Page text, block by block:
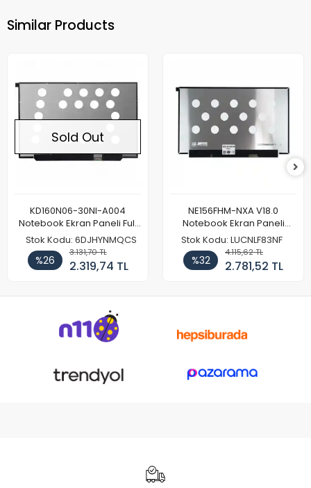
Similar Products
Sold Out
KD160N06-30NI-A004
Notebook Ekran Paneli Full
HD
Stok Kodu: 6DJHYNMQCS
%26
3.131,70 TL
2.319,74 TL
NE156FHM-NXA V18.0
Notebook Ekran Paneli
144Hz
Stok Kodu: LUCNLF83NF
%32
4.115,62 TL
2.781,52 TL